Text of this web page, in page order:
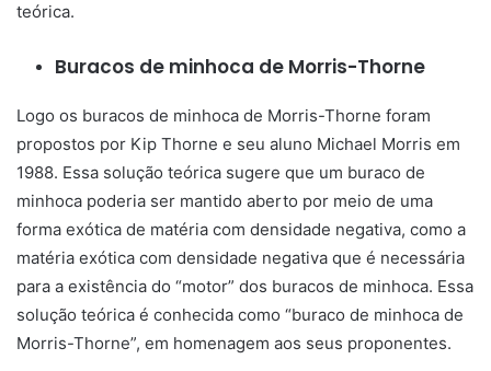
teórica.
Buracos de minhoca de Morris-Thorne
Logo os buracos de minhoca de Morris-Thorne foram
propostos por Kip Thorne e seu aluno Michael Morris em
1988. Essa solução teórica sugere que um buraco de
minhoca poderia ser mantido aberto por meio de uma
forma exótica de matéria com densidade negativa, como a
matéria exótica com densidade negativa que é necessária
para a existência do “motor” dos buracos de minhoca. Essa
solução teórica é conhecida como “buraco de minhoca de
Morris-Thorne”, em homenagem aos seus proponentes.